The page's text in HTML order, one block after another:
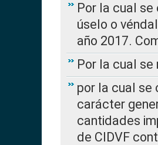
Por la cual
úselo o
año 2017.
Por la cual se
por la cual se
carácter
cantidades
de CIDVF